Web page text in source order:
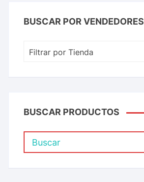
BUSCAR POR VENDEDORES
Filtrar por Tienda
BUSCAR PRODUCTOS